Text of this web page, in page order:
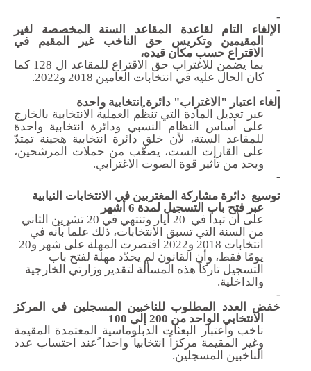
EN
-
الإلغاء التام لقاعدة المقاعد الستة المخصصة لغير
المقيمين وتكريس حق الناخب غير المقيم في
الاقتراع حسب مكان قيده،
بما يضمن للاغتراب حق الاقتراع للمقاعد ال 128 كما
كان الحال عليه في انتخابات العامين 2018 و2022
.
-
إلغاء اعتبار "الاغتراب" دائرة انتخابية واحدة
عبر تعديل المادة التي تنظّم العملية الانتخابية بالخارج
على أساس النظام النسبي ودائرة انتخابية واحدة
للمقاعد الستة، لأن خلق دائرة انتخابية هجينة تمتدّ
على القارات الست، يصعّب من حملات المرشحين،
ويحد من تأثير قوة الصوت الاغترابي.
-
توسيع دائرة مشاركة المغتربين في الانتخابات النيابية
عبر فتح باب التسجيل لمدة 6 أشهر
على أن تبدأ في 20 أيار وتنتهي في 20 تشرين الثاني
من السنة التي تسبق الانتخابات، ذلك علماً بأنه في
انتخابات 2018 و2022 اقتصرت المهلة على شهر و20
يومًا فقط، وأن القانون لم يحدّد مهلة لفتح باب
التسجيل تاركاً هذه المسألة لتقدير وزارتي الخارجية
والداخلية.
-
خفض العدد المطلوب للناخبين المسجلين في المركز
الانتخابي الواحد من 200 إلى 100
ناخب واعتبار البعثات الدبلوماسية المعتمدة المقيمة
وغير المقيمة مركزاً انتخابياً واحدا ًعند احتساب عدد
الناخبين المسجلين.